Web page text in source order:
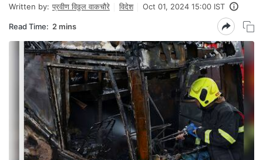
Written by: प्रवीण विठ्ठल वाकचौरे विदेश Oct 01, 2024 15:00 IST
Read Time: 2 mins